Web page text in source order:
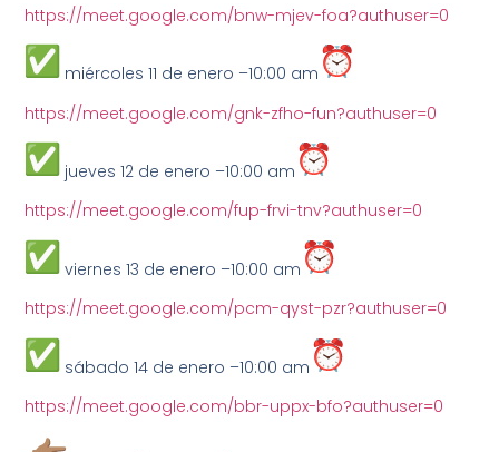
https://meet.google.com/bnw-mjev-foa?authuser=0
miércoles 11 de enero –10:00 am
https://meet.google.com/gnk-zfho-fun?authuser=0
jueves 12 de enero –10:00 am
https://meet.google.com/fup-frvi-tnv?authuser=0
viernes 13 de enero –10:00 am
https://meet.google.com/pcm-qyst-pzr?authuser=0
sábado 14 de enero –10:00 am
https://meet.google.com/bbr-uppx-bfo?authuser=0